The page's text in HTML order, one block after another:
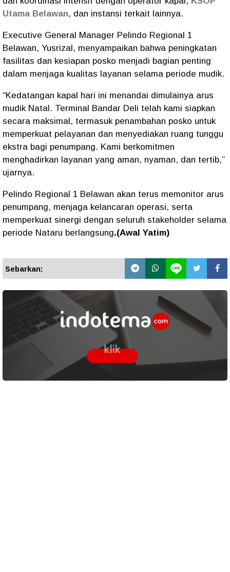
Utama Belawan, dan instansi terkait lainnya.
Executive General Manager Pelindo Regional 1
Belawan, Yusrizal, menyampaikan bahwa peningkatan
fasilitas dan kesiapan posko menjadi bagian penting
dalam menjaga kualitas layanan selama periode mudik.
“Kedatangan kapal hari ini menandai dimulainya arus
mudik Natal. Terminal Bandar Deli telah kami siapkan
secara maksimal, termasuk penambahan posko untuk
memperkuat pelayanan dan menyediakan ruang tunggu
ekstra bagi penumpang. Kami berkomitmen
menghadirkan layanan yang aman, nyaman, dan tertib,”
ujarnya.
Pelindo Regional 1 Belawan akan terus memonitor arus
penumpang, menjaga kelancaran operasi, serta
memperkuat sinergi dengan seluruh stakeholder selama
periode Nataru berlangsung.(Awal Yatim)
Sebarkan: